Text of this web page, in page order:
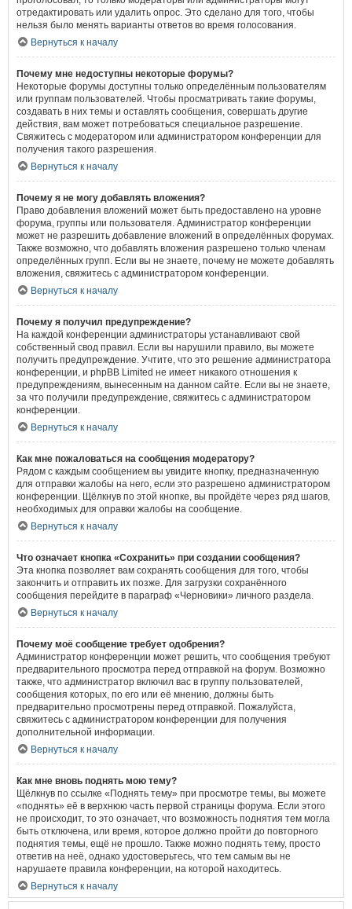
отредактировать или удалить опрос. Это сделано для того, чтобы
нельзя было менять варианты ответов во время голосования.
Вернуться к началу
Почему мне недоступны некоторые форумы?
Некоторые форумы доступны только определённым пользователям
или группам пользователей. Чтобы просматривать такие форумы,
создавать в них темы и оставлять сообщения, совершать другие
действия, вам может потребоваться специальное разрешение.
Свяжитесь с модератором или администратором конференции для
получения такого разрешения.
Вернуться к началу
Почему я не могу добавлять вложения?
Право добавления вложений может быть предоставлено на уровне
форума, группы или пользователя. Администратор конференции
может не разрешить добавление вложений в определённых форумах.
Также возможно, что добавлять вложения разрешено только членам
определённых групп. Если вы не знаете, почему не можете добавлять
вложения, свяжитесь с администратором конференции.
Вернуться к началу
Почему я получил предупреждение?
На каждой конференции администраторы устанавливают свой
собственный свод правил. Если вы нарушили правило, вы можете
получить предупреждение. Учтите, что это решение администратора
конференции, и phpBB Limited не имеет никакого отношения к
предупреждениям, вынесенным на данном сайте. Если вы не знаете,
за что получили предупреждение, свяжитесь с администратором
конференции.
Вернуться к началу
Как мне пожаловаться на сообщения модератору?
Рядом с каждым сообщением вы увидите кнопку, предназначенную
для отправки жалобы на него, если это разрешено администратором
конференции. Щёлкнув по этой кнопке, вы пройдёте через ряд шагов,
необходимых для оправки жалобы на сообщение.
Вернуться к началу
Что означает кнопка «Сохранить» при создании сообщения?
Эта кнопка позволяет вам сохранять сообщения для того, чтобы
закончить и отправить их позже. Для загрузки сохранённого
сообщения перейдите в параграф «Черновики» личного раздела.
Вернуться к началу
Почему моё сообщение требует одобрения?
Администратор конференции может решить, что сообщения требуют
предварительного просмотра перед отправкой на форум. Возможно
также, что администратор включил вас в группу пользователей,
сообщения которых, по его или её мнению, должны быть
предварительно просмотрены перед отправкой. Пожалуйста,
свяжитесь с администратором конференции для получения
дополнительной информации.
Вернуться к началу
Как мне вновь поднять мою тему?
Щёлкнув по ссылке «Поднять тему» при просмотре темы, вы можете
«поднять» её в верхнюю часть первой страницы форума. Если этого
не происходит, то это означает, что возможность поднятия тем могла
быть отключена, или время, которое должно пройти до повторного
поднятия темы, ещё не прошло. Также можно поднять тему, просто
ответив на неё, однако удостоверьтесь, что тем самым вы не
нарушаете правила конференции, на которой находитесь.
Вернуться к началу